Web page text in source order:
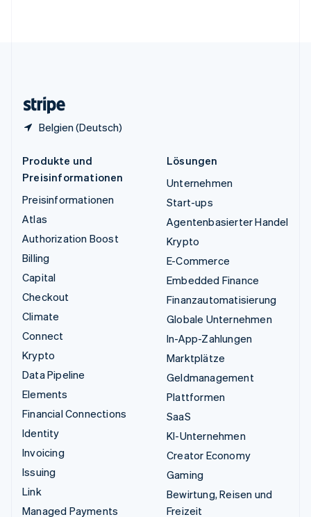
Belgien (Deutsch)
Produkte und
Preisinformationen
Preisinformationen
Atlas
Authorization Boost
Billing
Capital
Checkout
Climate
Connect
Krypto
Data Pipeline
Elements
Financial Connections
Identity
Invoicing
Issuing
Link
Managed Payments
Lösungen
Unternehmen
Start-ups
Agentenbasierter Handel
Krypto
E-Commerce
Embedded Finance
Finanzautomatisierung
Globale Unternehmen
In-App-Zahlungen
Marktplätze
Geldmanagement
Plattformen
SaaS
KI-Unternehmen
Creator Economy
Gaming
Bewirtung, Reisen und
Freizeit